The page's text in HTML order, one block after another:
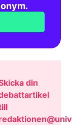
din